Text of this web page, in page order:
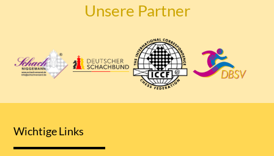
Unsere Partner
Wichtige Links